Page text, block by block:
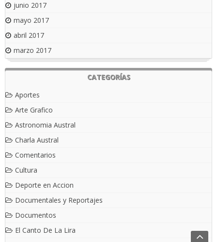
junio 2017
mayo 2017
abril 2017
marzo 2017
CATEGORÍAS
Aportes
Arte Grafico
Astronomia Austral
Charla Austral
Comentarios
Cultura
Deporte en Accion
Documentales y Reportajes
Documentos
El Canto De La Lira